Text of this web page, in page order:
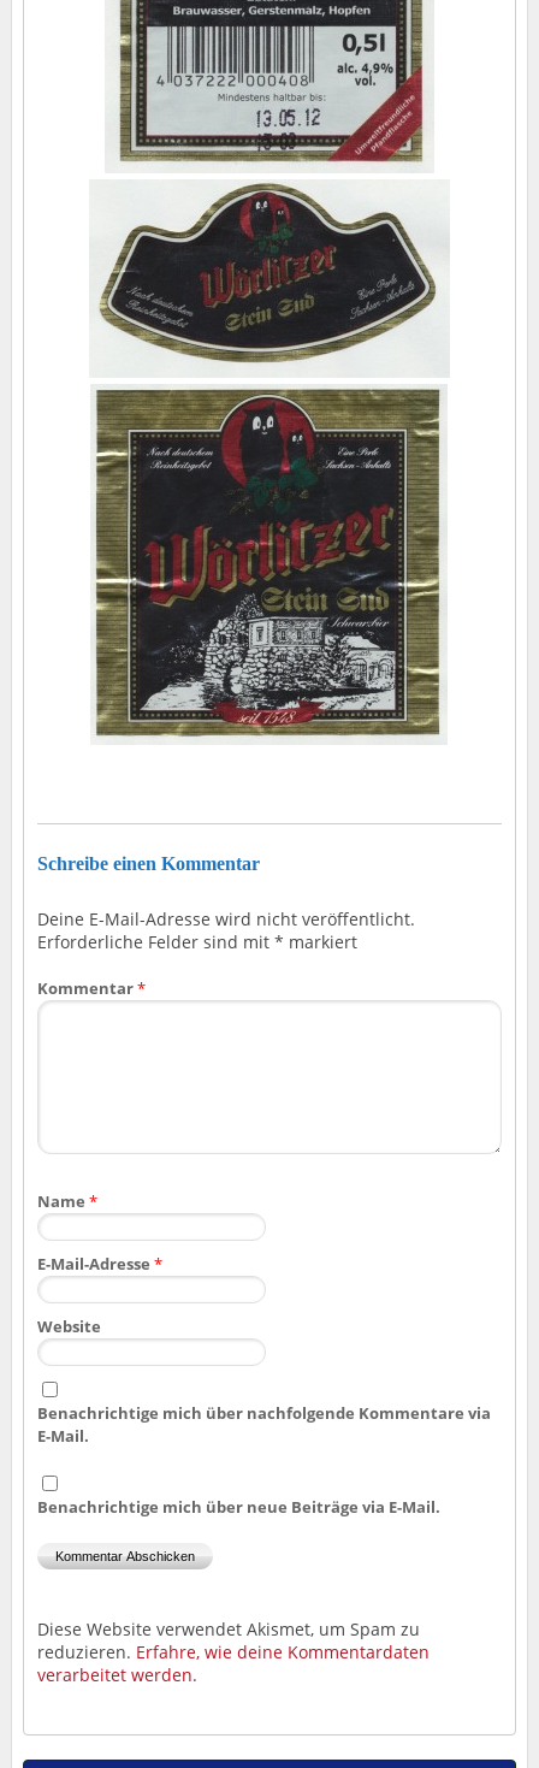
Schreibe einen Kommentar
Deine E-Mail-Adresse wird nicht veröffentlicht.
Erforderliche Felder sind mit * markiert
Kommentar*
Name *
E-Mail-Adresse *
Website
Benachrichtige mich über nachfolgende Kommentare via
E-Mail.
Benachrichtige mich über neue Beiträge via E-Mail.
Diese Website verwendet Akismet, um Spam zu
reduzieren. Erfahre, wie deine Kommentardaten
verarbeitet werden.